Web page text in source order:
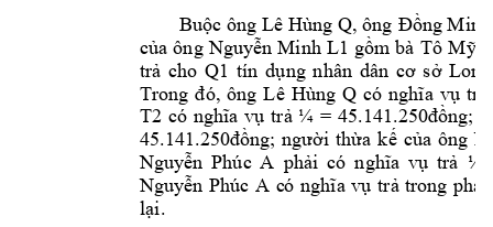
Buộc ông Lê Hùng Q, ông Đồng
của ông Nguyễn Minh L1 gồm bà Tô Mỹ
trả cho Q1 tín dụng nhân dân cơ sở
Trong đó, ông Lê Hùng Q có nghĩa vụ tr
T2 có nghĩa vụ trả ¼ = 45.141.250đồng;
45.141.250đồng; người thừa kế của ông
Nguyễn Phúc A phải có nghĩa vụ trả ¼
Nguyễn Phúc A có nghĩa vụ trả trong
lại.